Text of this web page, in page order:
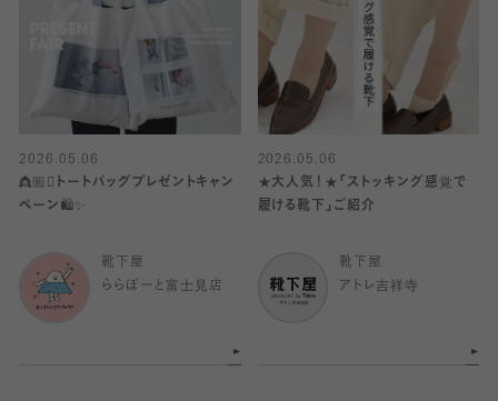
2026.05.06
👸🏼🫯トートバッグプレゼントキャン
ペーン🛍️✨
靴下屋
ららぽーと富士見店
2026.05.06
★大人気！★「ストッキング感覚で
履ける靴下」ご紹介
靴下屋
アトレ吉祥寺